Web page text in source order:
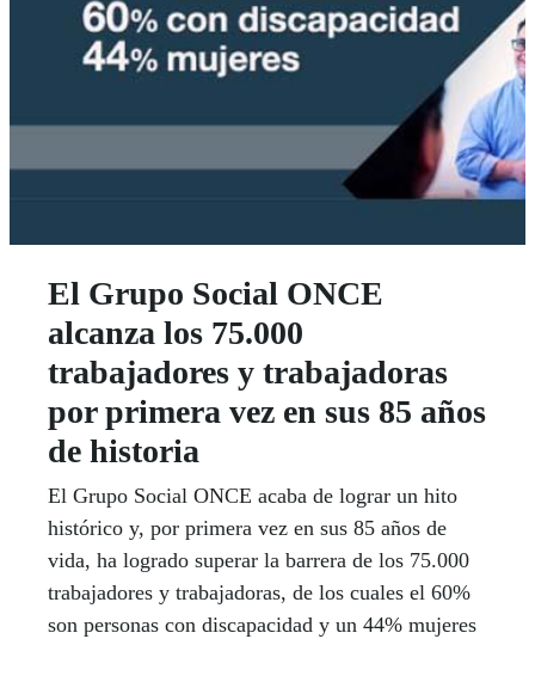
El Grupo Social ONCE
alcanza los 75.000
trabajadores y trabajadoras
por primera vez en sus 85 años
de historia
El Grupo Social ONCE acaba de lograr un hito
histórico y, por primera vez en sus 85 años de
vida, ha logrado superar la barrera de los 75.000
trabajadores y trabajadoras, de los cuales el 60%
son personas con discapacidad y un 44% mujeres